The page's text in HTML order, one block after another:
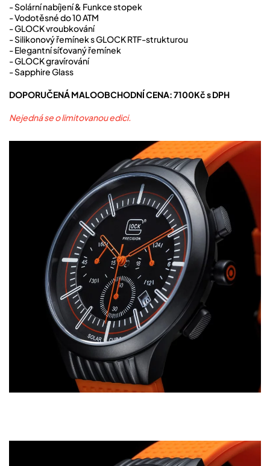
- Solární nabíjení & Funkce stopek
- Vodotěsné do 10 ATM
- GLOCK vroubkování
- Silikonový řemínek s GLOCK RTF-strukturou
- Elegantní síťovaný řemínek
- GLOCK gravírování
- Sapphire Glass
DOPORUČENÁ MALOOBCHODNÍ CENA: 7100Kč s DPH
Nejedná se o limitovanou edici.